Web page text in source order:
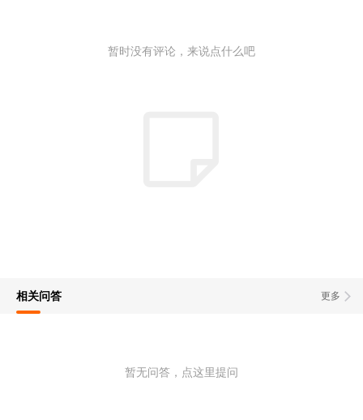
暂时没有评论，来说点什么吧
更多
相关问答
暂无问答，点这里提问